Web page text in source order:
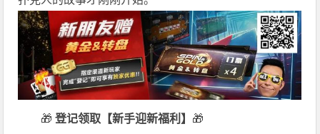
🎁 登记领取【新手迎新福利】 🎁